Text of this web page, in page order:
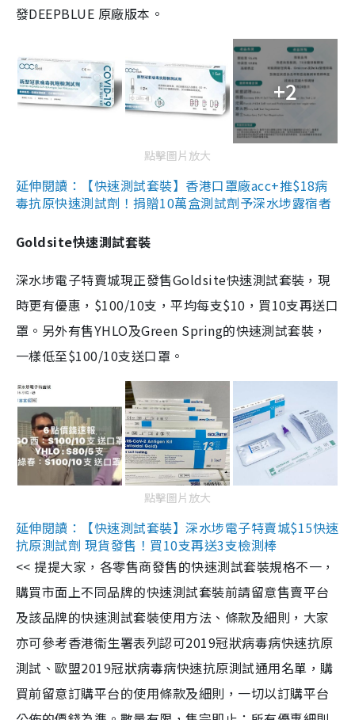
發DEEPBLUE 原廠版本。
+2
點擊圖片放大
延伸閱讀：【快速測試套裝】香港口罩廠acc+推$18病
毒抗原快速測試劑！捐贈10萬盒測試劑予深水埗露宿者
Goldsite快速測試套裝
深水埗電子特賣城現正發售Goldsite快速測試套裝，現
時更有優惠，$100/10支，平均每支$10，買10支再送口
罩。另外有售YHLO及Green Spring的快速測試套裝，
一樣低至$100/10支送口罩。
點擊圖片放大
延伸閱讀：【快速測試套裝】深水埗電子特賣城$15快速
抗原測試劑 現貨發售！買10支再送3支檢測棒
<< 提提大家，各零售商發售的快速測試套裝規格不一，
購買市面上不同品牌的快速測試套裝前請留意售賣平台
及該品牌的快速測試套裝使用方法、條款及細則，大家
亦可參考香港衞生署表列認可2019冠狀病毒病快速抗原
測試、歐盟2019冠狀病毒病快速抗原測試通用名單，購
買前留意訂購平台的使用條款及細則，一切以訂購平台